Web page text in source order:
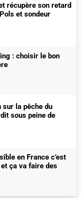
récupère son retard
et sondeur
: choisir le bon
la pêche du
sous peine de
en France c’est
ça va faire des